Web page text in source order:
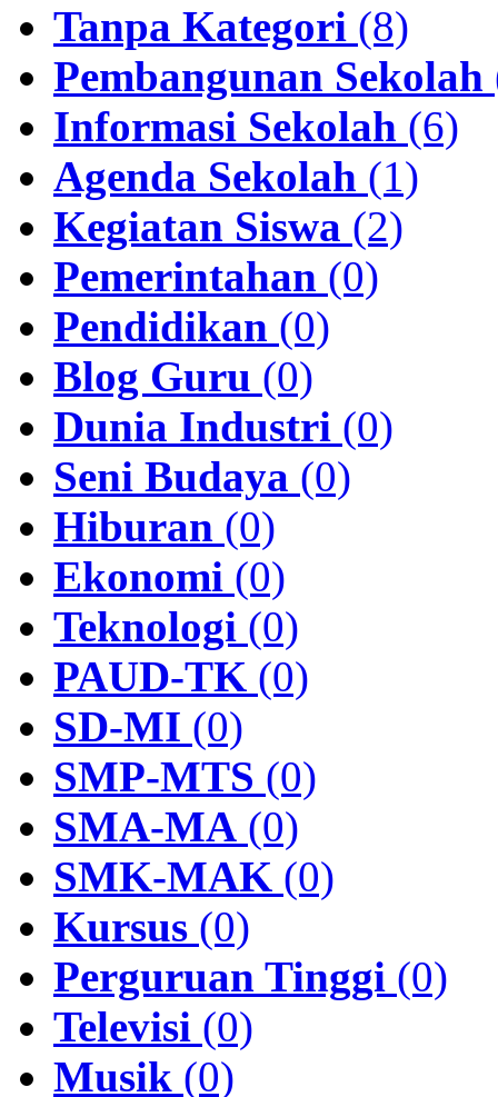
Tanpa Kategori (8)
Pembangunan Sekolah
Informasi Sekolah (6)
Agenda Sekolah (1)
Kegiatan Siswa (2)
Pemerintahan (0)
Pendidikan (0)
Blog Guru (0)
Dunia Industri (0)
Seni Budaya (0)
Hiburan (0)
Ekonomi (0)
Teknologi (0)
PAUD-TK (0)
SD-MI (0)
SMP-MTS (0)
SMA-MA (0)
SMK-MAK (0)
Kursus (0)
Perguruan Tinggi (0)
Televisi (0)
Musik (0)